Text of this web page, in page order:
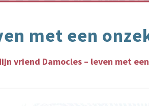
met een
vriend Damocles – leven met